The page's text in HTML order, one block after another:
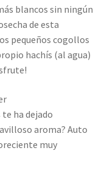
blancos sin ningún
de esta
pequeños cogollos
hachís (al agua)
te ha dejado
aroma? Auto
muy